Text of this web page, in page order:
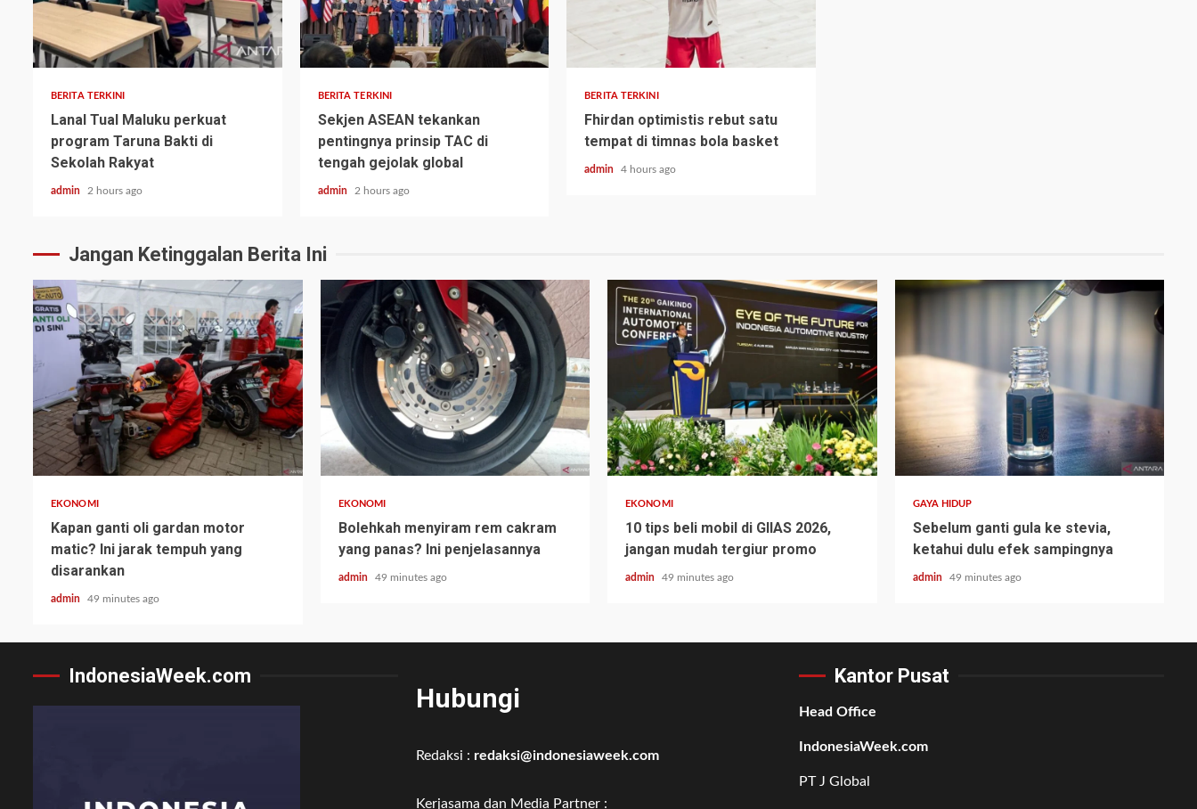
BERITA TERKINI
Lanal Tual Maluku perkuat
program Taruna Bakti di
Sekolah Rakyat
admin 2 hours ago
BERITA TERKINI
Sekjen ASEAN tekankan
pentingnya prinsip TAC di
tengah gejolak global
admin 2 hours ago
BERITA TERKINI
Fhirdan optimistis rebut satu
tempat di timnas bola basket
admin 4 hours ago
Jangan Ketinggalan Berita Ini
EKONOMI
Kapan ganti oli gardan motor
matic? Ini jarak tempuh yang
disarankan
admin 49 minutes ago
EKONOMI
Bolehkah menyiram rem cakram
yang panas? Ini penjelasannya
admin 49 minutes ago
EKONOMI
10 tips beli mobil di GIIAS 2026,
jangan mudah tergiur promo
admin 49 minutes ago
GAYA HIDUP
Sebelum ganti gula ke stevia,
ketahui dulu efek sampingnya
admin 49 minutes ago
IndonesiaWeek.com
Hubungi
Redaksi : redaksi@indonesiaweek.com
Kerjasama dan Media Partner :
Kantor Pusat
Head Office
IndonesiaWeek.com
PT J Global